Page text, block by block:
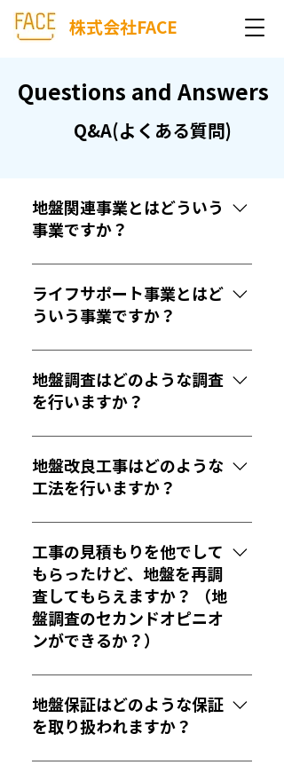
株式会社FACE
Questions and Answers
Questions and Answers
Q&A(よくある質問)
地盤関連事業とはどういう
事業ですか？
主に、新築住宅の建築前地盤調査
を行っており、調査データに基づ
き、地盤保証及び地盤改良工事の
担保責任保険の取り扱いも行って
います。
ライフサポート事業とはど
ういう事業ですか？
お客様の「健康」と「安心」をご
提案する事業を行っており、水道
直結型ウォーターサーバーのレン
地盤調査はどのような調査
を行いますか？
先ずは、計画建物の設計許容支持
力を満たす地盤かどうかを、日東
精工ジオカルテⅣを使用し調査を
リング採取等、さらに詳細な調査
を実施します。また、PDC(ピエ
ゾ・ドライブ・コーン)試験や標準
貫入試験(ボーリング調査)等も行
っています。
地盤改良工事はどのような
工法を行いますか？
表層地盤改良工法、湿式柱状改良
工法、砕石パイル工法、小口径鋼
管杭工法、その他認定工法（環境
パイル工法、D-BOX工法）など現
場地盤に適応した工法をご選択
し、ご提案及び施工を行います。
工事の見積もりを他でして
もらったけど、地盤を再調
査してもらえますか？ （地
盤調査のセカンドオピニオ
ンができるか？）
できます。当社ではデータの分析
をしっかりしているのでぜひ。
地盤保証はどのような保証
を取り扱われますか？
保証期間20年、保証金額5,000万